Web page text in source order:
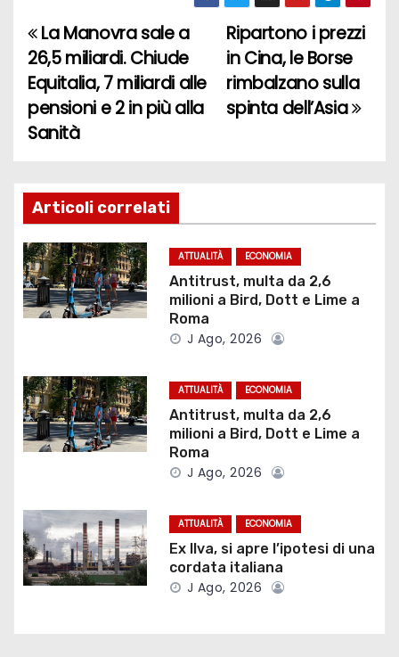
N
a
v
g
a
z
i
n
e
a
t
i
Ripartono i prezzi
in Cina, le Borse
rimbalzano sulla
spinta dell’Asia
La Manovra sale a
26,5 miliardi. Chiude
Equitalia, 7 miliardi alle
pensioni e 2 in più alla
Sanità
Articoli correlati
ATTUALITÀ ECONOMIA
Antitrust, multa da 2,6
milioni a Bird, Dott e Lime a
Roma
J Ago, 2026
ATTUALITÀ ECONOMIA
Antitrust, multa da 2,6
milioni a Bird, Dott e Lime a
Roma
J Ago, 2026
ATTUALITÀ ECONOMIA
Ex Ilva, si apre l’ipotesi di una
cordata italiana
J Ago, 2026